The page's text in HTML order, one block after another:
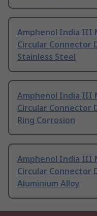
Amphenol India III
Circular Connector
Stainless Steel
Amphenol India III
Circular Connector
Ring Corrosion
Amphenol India III
Circular Connector
Aluminium Alloy